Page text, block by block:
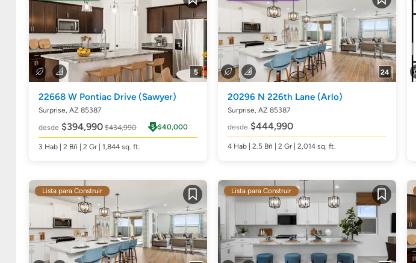
Guardar
5
22668 W Pontiac Drive (Sawyer)
Surprise, AZ 85387
desde $394,990 $434,990 $40,000
3 Hab | 2 Bñ | 2 Gr | 1,844 sq. ft.
Guardar
24
20296 N 226th Lane (Arlo)
Surprise, AZ 85387
desde $444,990
4 Hab| 2.5 Bñ | 2 Gr | 2,014 sq. ft.
Guardar
Lista para Construir
Guardar
Lista para Construir